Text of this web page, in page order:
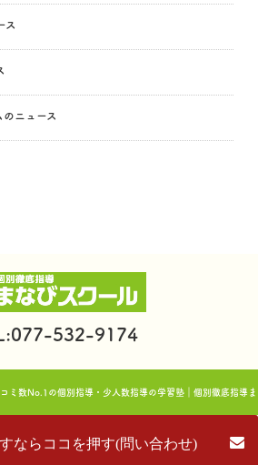
ス
のニュース
532-9174
数No.1の個別指導・少人数指導の学習塾｜個別徹底指導ま
スクール. All rights reserved.
ならココを押す(問い合わせ)